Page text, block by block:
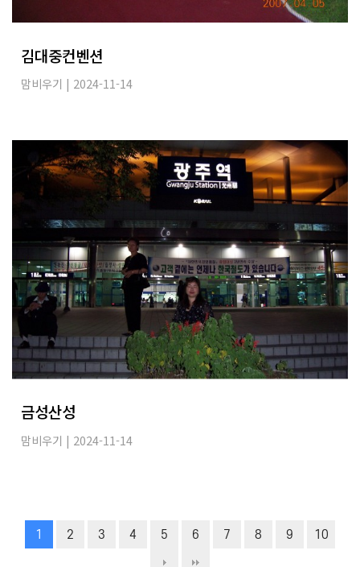
김대중컨벤션
맘비우기 | 2024-11-14
금성산성
맘비우기 | 2024-11-14
1 2 3 4 5 6 7 8 9 10